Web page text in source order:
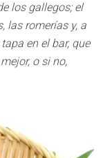
los gallegos; el
las romerías y, a
en el bar, que
o si no,